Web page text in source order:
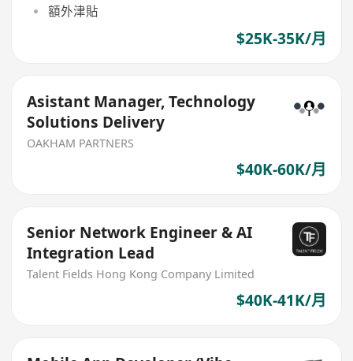
額外津貼
$25K-35K/月
Asistant Manager, Technology
Solutions Delivery
OAKHAM PARTNERS
$40K-60K/月
Senior Network Engineer & AI
Integration Lead
Talent Fields Hong Kong Company Limited
$40K-41K/月